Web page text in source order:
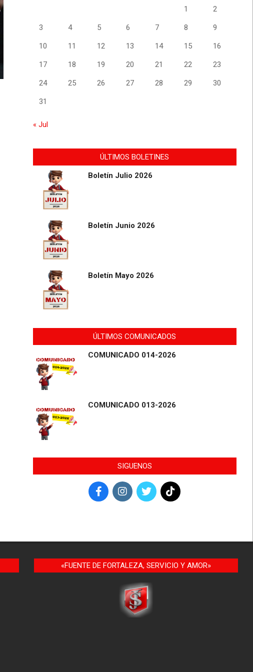
1 2
3 4 5 6 7 8 9
10 11 12 13 14 15 16
17 18 19 20 21 22 23
24 25 26 27 28 29 30
31
« Jul
ÚLTIMOS BOLETINES
Boletín Julio 2026
Boletín Junio 2026
Boletín Mayo 2026
ÚLTIMOS COMUNICADOS
COMUNICADO 014-2026
COMUNICADO 013-2026
SIGUENOS
«FUENTE DE FORTALEZA, SERVICIO Y AMOR»